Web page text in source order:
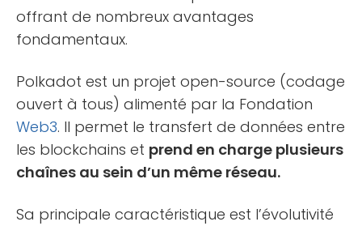
offrant de nombreux avantages
fondamentaux.
Polkadot est un projet open-source (codage
ouvert à tous) alimenté par la Fondation
Web3. Il permet le transfert de données entre
les blockchains et prend en charge plusieurs
chaînes au sein d’un même réseau.
Sa principale caractéristique est l’évolutivité